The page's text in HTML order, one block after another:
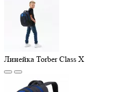
Линейка Torber Class X